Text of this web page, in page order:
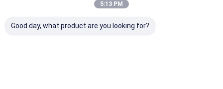
5:13 PM
Good day, what product are you looking for?